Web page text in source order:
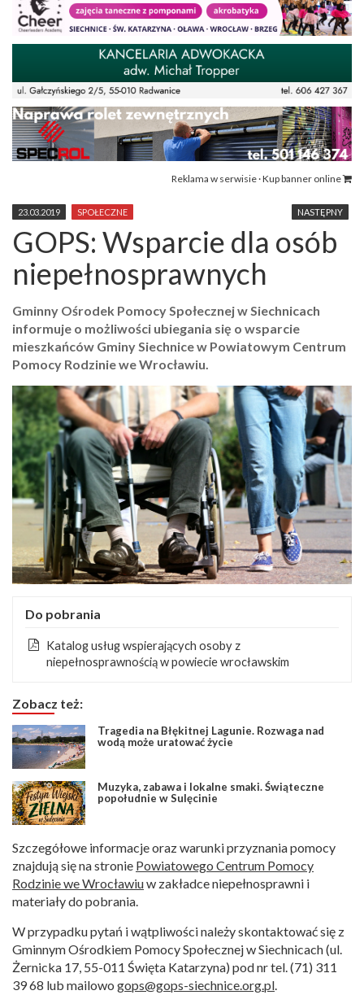
Reklama w serwisie · Kup banner online
NASTĘPNY
23.03.2019 SPOŁECZNE
GOPS: Wsparcie dla osób
niepełnosprawnych
Gminny Ośrodek Pomocy Społecznej w Siechnicach
informuje o możliwości ubiegania się o wsparcie
mieszkańców Gminy Siechnice w Powiatowym Centrum
Pomocy Rodzinie we Wrocławiu.
Do pobrania
Katalog usług wspierających osoby z
niepełnosprawnością w powiecie wrocławskim
Zobacz też:
Tragedia na Błękitnej Lagunie. Rozwaga nad
wodą może uratować życie
Muzyka, zabawa i lokalne smaki. Świąteczne
popołudnie w Sulęcinie
Szczegółowe informacje oraz warunki przyznania pomocy
znajdują się na stronie Powiatowego Centrum Pomocy
Rodzinie we Wrocławiuw zakładce niepełnosprawni i
materiały do pobrania.
W przypadku pytań i wątpliwości należy skontaktować się z
Gminnym Ośrodkiem Pomocy Społecznej w Siechnicach (ul.
Żernicka 17, 55-011 Święta Katarzyna) pod nr tel. (71) 311
39 68 lub mailowo gops@gops-siechnice.org.pl.